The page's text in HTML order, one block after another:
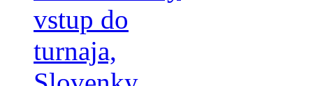
vstup do
turnaja,